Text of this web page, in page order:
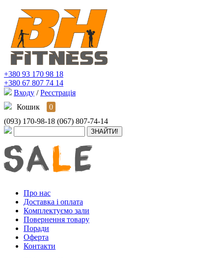
+380 93 170 98 18
+380 67 807 74 14
Входу / Реєстрація
Кошик
0
(093) 170-98-18 (067) 807-74-14
Про нас
Доставка і оплата
Комплектуємо зали
Повернення товару
Поради
Оферта
Контакти